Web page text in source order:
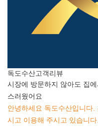
독도수산고객리뷰
시장에 방문하지 않아도 집
스러웠어요
안녕하세요 독도수산입니다
시고 이용해 주시고 있습니다